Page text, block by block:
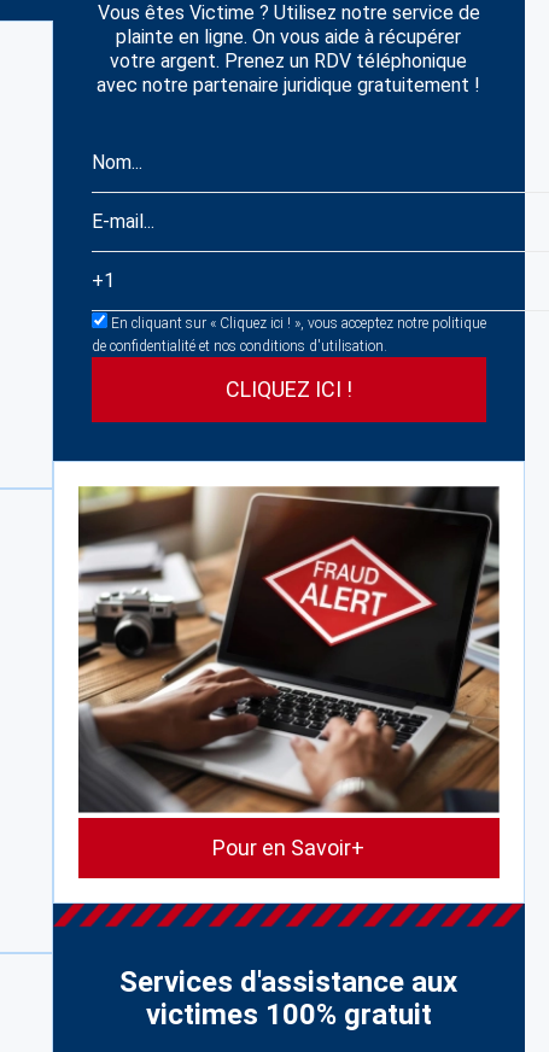
Vous êtes Victime ? Utilisez notre service de
plainte en ligne. On vous aide à récupérer
votre argent. Prenez un RDV téléphonique
avec notre partenaire juridique gratuitement !
En cliquant sur « Cliquez ici ! », vous acceptez notre politique
de confidentialité et nos conditions d'utilisation.
Pour en Savoir+
Services d'assistance aux
victimes 100% gratuit